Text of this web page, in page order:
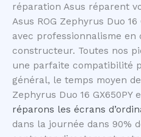
réparation Asus réparent
Asus ROG Zephyrus Duo
avec professionnalisme en
constructeur. Toutes nos
une parfaite compatibilité
général, le temps moyen
Zephyrus Duo 16
réparons les écrans
dans la journée dans 90%